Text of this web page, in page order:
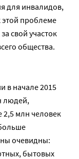
для инвалидов,
проблеме
свой участок
общества.
в начале 2015
людей,
млн человек
очевидны:
бытовых